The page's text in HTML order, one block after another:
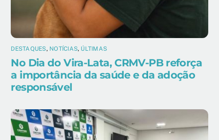
DESTAQUES, NOTÍCIAS, ÚLTIMAS
No Dia do Vira-Lata, CRMV-PB reforça
a importância da saúde e da adoção
responsável